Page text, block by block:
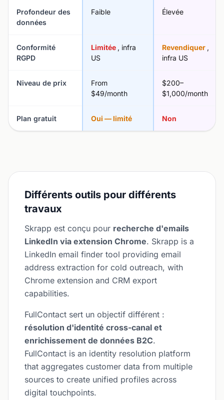
Profondeur des
données
Faible Élevée
Conformité
RGPD
Limitée , infra
US
Revendiquer ,
infra US
Niveau de prix
From
$49/month
$200–
$1,000/month
Plan gratuit Oui — limité Non
Différents outils pour différents
travaux
Skrapp est conçu pour recherche d'emails
LinkedIn via extension Chrome. Skrapp is a
LinkedIn email finder tool providing email
address extraction for cold outreach, with
Chrome extension and CRM export
capabilities.
FullContact sert un objectif différent :
résolution d'identité cross-canal et
enrichissement de données B2C.
FullContact is an identity resolution platform
that aggregates customer data from multiple
sources to create unified profiles across
digital touchpoints.